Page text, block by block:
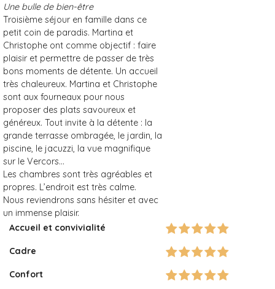
Une bulle de bien-être
Troisième séjour en famille dans ce
petit coin de paradis. Martina et
Christophe ont comme objectif : faire
plaisir et permettre de passer de très
bons moments de détente. Un accueil
très chaleureux. Martina et Christophe
sont aux fourneaux pour nous
proposer des plats savoureux et
généreux. Tout invite à la détente : la
grande terrasse ombragée, le jardin, la
piscine, le jacuzzi, la vue magnifique
sur le Vercors…
Les chambres sont très agréables et
propres. L’endroit est très calme.
Nous reviendrons sans hésiter et avec
un immense plaisir.
Accueil et convivialité
Cadre
Confort